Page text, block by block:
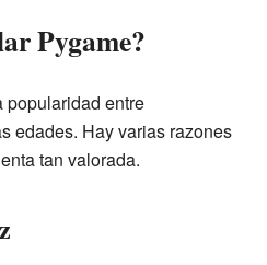
Pygame?
popularidad entre
edades. Hay varias razones
tan valorada.